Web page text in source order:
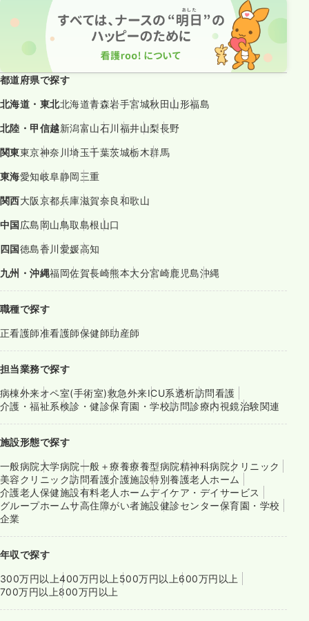
都道府県で探す
北海道・東北北海道青森岩手宮城秋田山形福島
北陸・甲信越新潟富山石川福井山梨長野
関東東京神奈川埼玉千葉茨城栃木群馬
東海愛知岐阜静岡三重
関西大阪京都兵庫滋賀奈良和歌山
中国広島岡山鳥取島根山口
四国徳島香川愛媛高知
九州・沖縄福岡佐賀長崎熊本大分宮崎鹿児島沖縄
職種で探す
正看護師准看護師保健師助産師
担当業務で探す
病棟外来オペ室(手術室)救急外来ICU系透析訪問看護
介護・福祉系検診・健診保育園・学校訪問診療内視鏡治験関連
施設形態で探す
一般病院大学病院一般＋療養療養型病院精神科病院クリニック
美容クリニック訪問看護介護施設特別養護老人ホーム
介護老人保健施設有料老人ホームデイケア・デイサービス
グループホームサ高住障がい者施設健診センター保育園・学校
企業
年収で探す
300万円以上400万円以上 500万円以上600万円以上
700万円以上800万円以上